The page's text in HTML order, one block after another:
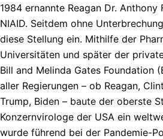
1984 ernannte Reagan Dr.
NIAID. Seitdem ohne
diese Stellung ein. Mithilfe der
Universitäten und später der
Bill and Melinda Gates Foundation
aller Regierungen – ob Reagan,
Trump, Biden – baute der oberste
Konzernvirologe der USA ein
wurde führend bei der Pandemie-